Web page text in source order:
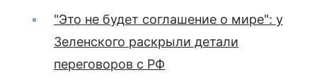
"Это не будет соглашение о мире": у
Зеленского раскрыли детали
переговоров с РФ